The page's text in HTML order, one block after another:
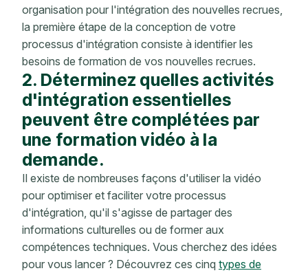
organisation pour l'intégration des nouvelles recrues,
la première étape de la conception de votre
processus d'intégration consiste à identifier les
besoins de formation de vos nouvelles recrues.
2. Déterminez quelles activités
d'intégration essentielles
peuvent être complétées par
une formation vidéo à la
demande.
Il existe de nombreuses façons d'utiliser la vidéo
pour optimiser et faciliter votre processus
d'intégration, qu'il s'agisse de partager des
informations culturelles ou de former aux
compétences techniques. Vous cherchez des idées
pour vous lancer ? Découvrez ces cinq types de